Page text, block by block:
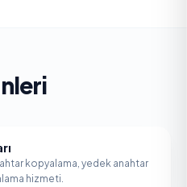
kopyalama, yedek anahtar
hizmeti.